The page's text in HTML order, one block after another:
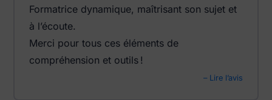
Formatrice dynamique, maîtrisant son sujet et
à l’écoute.
Merci pour tous ces éléments de
compréhension et outils !
– Lire l’avis